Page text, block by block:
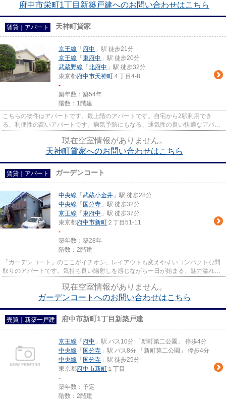
府中市栄町1丁目新築戸建へのお問い合わせはこちら
賃貸｜アパート 天神町貸家
京王線 「 府中 」駅 徒歩21分
京王線 「 東府中 」駅 徒歩20分
武蔵野線 「 北府中 」駅 徒歩32分
東京都府中市天神町 ４丁目4-8
-
築年数：築54年
階数：1階建
こちらの物件はアパートです。最上階のアパートです。自宅から2駅利用でき
る、利便性の高いアパートです。病気予防にもなる、通気性の良い快適なアパー
現在空室情報がありません。
天神町貸家へのお問い合わせはこちら
賃貸｜アパート ガーデンコート
中央線 「 武蔵小金井 」駅 徒歩28分
中央線 「 国分寺 」駅 徒歩32分
京王線 「 東府中 」駅 徒歩37分
東京都府中市新町 ２丁目51-11
-
築年数：築28年
階数：2階建
「ガーデンコート」のここがイチオシ。レイアウトも変えやすいコンパクトな間
取りのアパートです。気持ち良い陽射しを感じながら一日が始まる、魅力溢れる
現在空室情報がありません。
ガーデンコートへのお問い合わせはこちら
売買｜新築一戸建 府中市新町1丁目新築戸建
京王線 「 府中 」駅 バス10分 「新町第二公園」 停歩4分
中央線 「 国分寺 」駅 バス8分 「新町第二公園」 停歩4分
中央線 「 国分寺 」駅 徒歩25分
東京都府中市新町 １丁目
-
築年数：予定
階数：2階建